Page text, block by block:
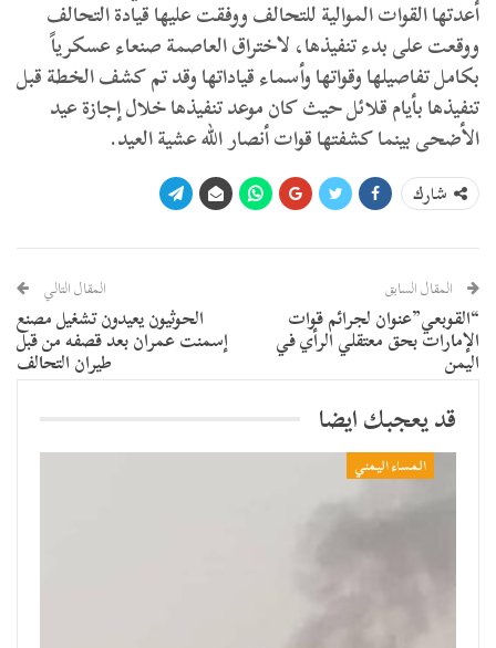
أعدتها القوات الموالية للتحالف ووفقت عليها قيادة التحالف
ووقعت على بدء تنفيذها، لاختراق العاصمة صنعاء عسكرياً
بكامل تفاصيلها وقواتها وأسماء قياداتها وقد تم كشف الخطة قبل
تنفيذها بأيام قلائل حيث كان موعد تنفيذها خلال إجازة عيد
الأضحى بينما كشفتها قوات أنصار الله عشية العيد.
شارك
المقال السابق
“القوبعي”عنوان لجرائم قوات
الإمارات بحق معتقلي الرأي في
اليمن
المقال التالي
الحوثيون يعيدون تشغيل مصنع
إسمنت عمران بعد قصفه من قبل
طيران التحالف
قد يعجبك ايضا
المساء اليمني